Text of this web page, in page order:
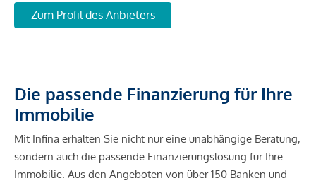
Zum Profil des Anbieters
Die passende Finanzierung für Ihre
Immobilie
Mit Infina erhalten Sie nicht nur eine unabhängige Beratung,
sondern auch die passende Finanzierungslösung für Ihre
Immobilie. Aus den Angeboten von über 150 Banken und